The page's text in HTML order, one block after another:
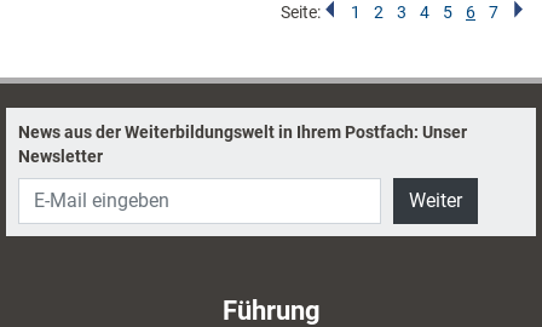
Seite: 1 2 3 4 5 6 7
News aus der Weiterbildungswelt in Ihrem Postfach: Unser
Newsletter
Weiter
Führung